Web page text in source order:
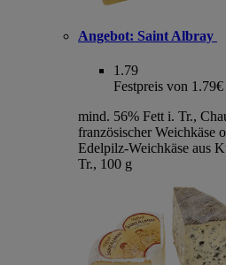
Angebot: Saint Albray
1.79
Festpreis von 1.79€
mind. 56% Fett i. Tr.,
französischer Weichkäse
Edelpilz-Weichkäse aus
Tr., 100 g